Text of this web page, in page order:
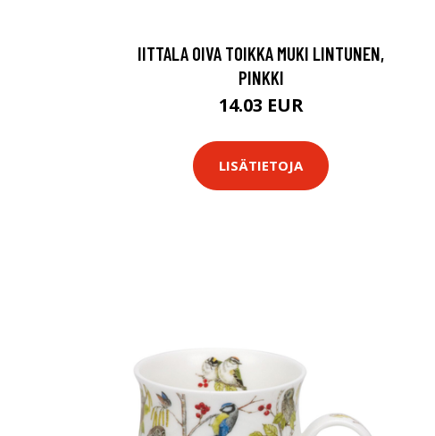
IITTALA OIVA TOIKKA MUKI LINTUNEN,
PINKKI
14.03 EUR
LISÄTIETOJA